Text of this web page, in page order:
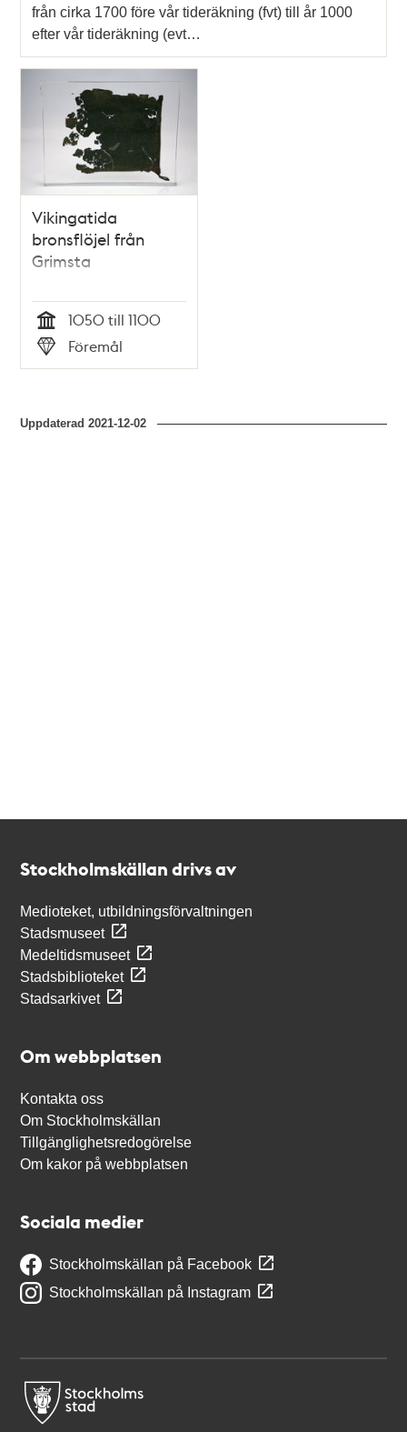
från cirka 1700 före vår tideräkning (fvt) till år 1000
efter vår tideräkning (evt…
Vikingatida
bronsflöjel från
Grimsta
Tid
1050 till 1100
Typ
Föremål
Uppdaterad2021-12-02
Stockholmskällan drivs av
Medioteket, utbildningsförvaltningen
Stadsmuseet
Medeltidsmuseet
Stadsbiblioteket
Stadsarkivet
Om webbplatsen
Kontakta oss
Om Stockholmskällan
Tillgänglighetsredogörelse
Om kakor på webbplatsen
Sociala medier
Stockholmskällan på Facebook
Stockholmskällan på Instagram